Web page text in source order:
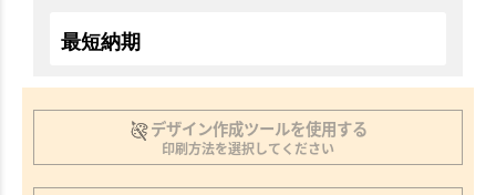
最短納期
デザイン作成ツールを使用する
印刷方法を選択してください